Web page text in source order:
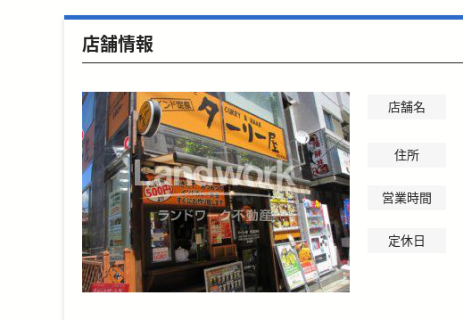
店舗情報
店舗名
住所
営業時間
定休日